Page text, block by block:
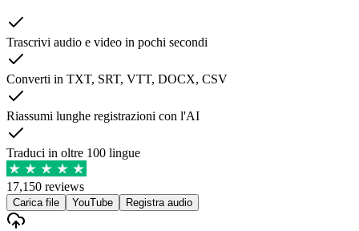
Trascrivi audio e video in pochi secondi
Converti in TXT, SRT, VTT, DOCX, CSV
Riassumi lunghe registrazioni con l'AI
Traduci in oltre 100 lingue
17,150 reviews
Carica file YouTube Registra audio